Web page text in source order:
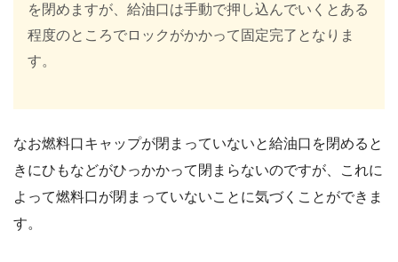
を閉めますが、給油口は手動で押し込んでいくとある
程度のところでロックがかかって固定完了となりま
す。
なお燃料口キャップが閉まっていないと給油口を閉めると
きにひもなどがひっかかって閉まらないのですが、これに
よって燃料口が閉まっていないことに気づくことができま
す。